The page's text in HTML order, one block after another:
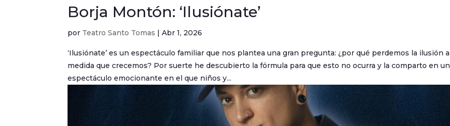
Borja Montón: ‘Ilusiónate’
por Teatro Santo Tomas |Abr 1, 2026
‘Ilusiónate’ es un espectáculo familiar que nos plantea una gran pregunta: ¿por qué perdemos la ilusión a
medida que crecemos? Por suerte he descubierto la fórmula para que esto no ocurra y la comparto en un
espectáculo emocionante en el que niños y...